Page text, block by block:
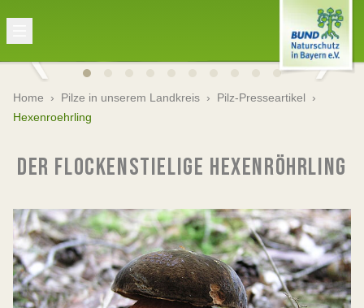
Home › Pilze in unserem Landkreis › Pilz-Presseartikel ›
Hexenroehrling
DER FLOCKENSTIELIGE HEXENRÖHRLING